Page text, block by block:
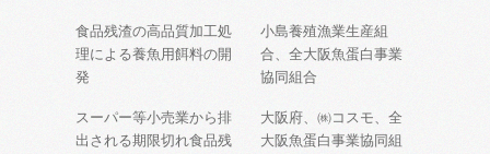
食品残渣の高品質加工処
理による養魚用餌料の開
発
小島養殖漁業生産組
合、全大阪魚蛋白事業
協同組合
スーパー等小売業から排
出される期限切れ食品残
大阪府、㈱コスモ、全
大阪魚蛋白事業協同組